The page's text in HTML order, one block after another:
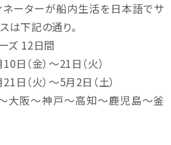
ネーターが船内生活を日本語でサ
は下記の通り。
ズ 12日間
（金）～21日（火）
日（火）～5月2日（土）
大阪～神戸～高知～鹿児島～釜